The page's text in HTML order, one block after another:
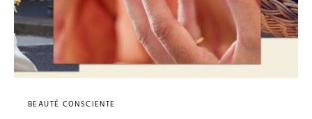
BEAUTÉ CONSCIENTE